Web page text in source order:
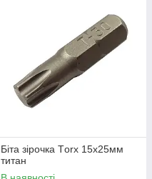
Біта зірочка Тorx 15х25мм
титан